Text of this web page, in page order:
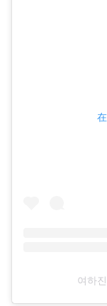
여하